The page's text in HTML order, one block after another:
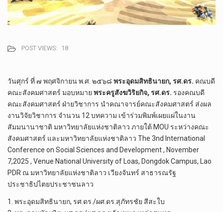
POST VIEWS: 18
วันศุกร์ ที่ ๗ พฤศจิกายน พ.ศ. ๒๕๖๘ พระอุดมสิทธินายก, รศ.ดร. คณบดี
คณะสังคมศาสตร์ มอบหมาย พระครูสังฆวิริยกิจ, รศ.ดร. รองคณบดี
คณะสังคมศาสตร์ ฝ่ายวิชาการ นำคณาจารย์คณะสังคมศาสตร์ ส่งผล
งานวิจัยวิชาการ จำนวน 12 บทความ เข้าร่วมพิมพ์เผยแผ่ในงาน
สัมมนานาชาติ มหาวิทยาลัยแห่งชาติลาว ภายใต้ MOU ระหว่างคณะ
สังคมศาสตร์ และมหาวิทยาลัยแห่งชาติลาว The 3nd International
Conference on Social Sciences and Development , November
7,2025 , Venue National University of Loas, Dongdok Campus, Lao
PDR ณ​ มหาวิทยาลัยแห่งชาติลาว เวียงจันทร์ สาธารณรัฐ
ประชาธิปไตยประชาชนลาว
1. พระอุดมสิทธินายก, รศ.ดร./ผศ.ดร.สุภัทรชัย สีสะใบ